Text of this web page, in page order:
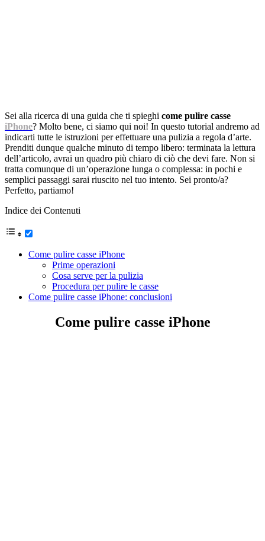
Sei alla ricerca di una guida che ti spieghi come pulire casse
iPhone? Molto bene, ci siamo qui noi! In questo tutorial andremo ad
indicarti tutte le istruzioni per effettuare una pulizia a regola d’arte.
Prenditi dunque qualche minuto di tempo libero: terminata la lettura
dell’articolo, avrai un quadro più chiaro di ciò che devi fare. Non si
tratta comunque di un’operazione lunga o complessa: in pochi e
semplici passaggi sarai riuscito nel tuo intento. Sei pronto/a?
Perfetto, partiamo!
Indice dei Contenuti
Come pulire casse iPhone
Prime operazioni
Cosa serve per la pulizia
Procedura per pulire le casse
Come pulire casse iPhone: conclusioni
Come pulire casse iPhone